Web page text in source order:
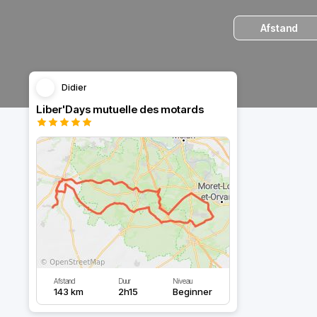
Afstand
Didier
Liber'Days mutuelle des motards
Afstand
143 km
Duur
2h15
Niveau
Beginner